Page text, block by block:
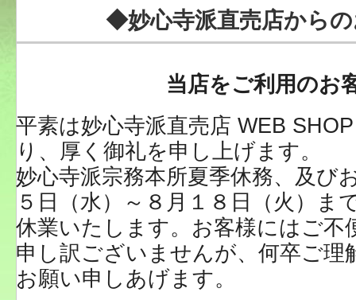
◆妙心寺派直売店から
当店をご利用のお
平素は妙心寺派直売店 WEB
り、厚く御礼を申し上げます。
妙心寺派宗務本所夏季休務、及び
５日（水）～８月１８日（火）ま
休業いたします。お客様にはご不
申し訳ございませんが、何卒ご理
お願い申しあげます。